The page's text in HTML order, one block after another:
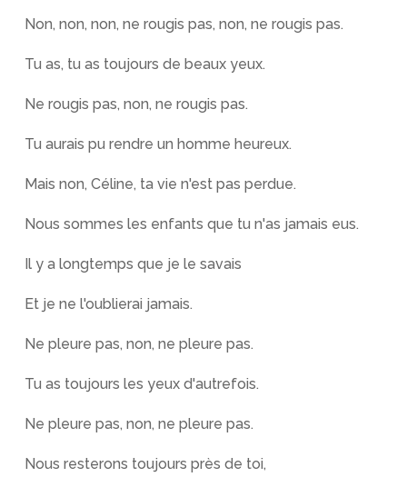
Non, non, non, ne rougis pas, non, ne rougis pas.
Tu as, tu as toujours de beaux yeux.
Ne rougis pas, non, ne rougis pas.
Tu aurais pu rendre un homme heureux.
Mais non, Céline, ta vie n'est pas perdue.
Nous sommes les enfants que tu n'as jamais eus.
Il y a longtemps que je le savais
Et je ne l'oublierai jamais.
Ne pleure pas, non, ne pleure pas.
Tu as toujours les yeux d'autrefois.
Ne pleure pas, non, ne pleure pas.
Nous resterons toujours près de toi,